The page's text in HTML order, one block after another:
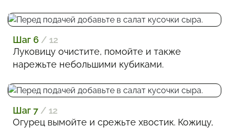
Шаг 6 / 12
Луковицу очистите, помойте и также
нарежьте небольшими кубиками.
Шаг 7 / 12
Огурец вымойте и срежьте хвостик. Кожицу,